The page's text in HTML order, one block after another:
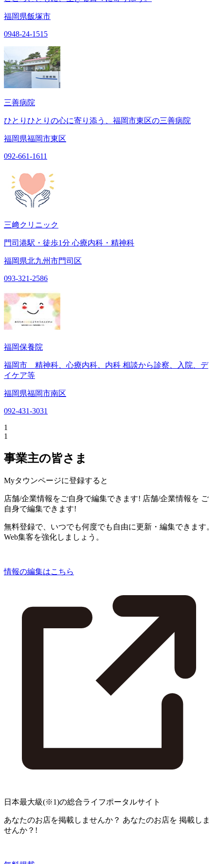
福岡県飯塚市
0948-24-1515
三善病院
ひとりひとりの心に寄り添う、福岡市東区の三善病院
福岡県福岡市東区
092-661-1611
三﨑クリニック
門司港駅・徒歩1分 心療内科・精神科
福岡県北九州市門司区
093-321-2586
福岡保養院
福岡市 精神科、心療内科、内科 相談から診察、入院、デ
イケア等
福岡県福岡市南区
092-431-3031
1
1
事業主の皆さま
Myタウンページに登録すると
店舗/企業情報をご自身で編集できます! 店舗/企業情報を ご
自身で編集できます!
無料登録で、いつでも何度でも自由に更新・編集できます。
Web集客を強化しましょう。
情報の編集はこちら
日本最大級(※1)の総合ライフポータルサイト
あなたのお店を掲載しませんか？ あなたのお店を 掲載しま
せんか？!